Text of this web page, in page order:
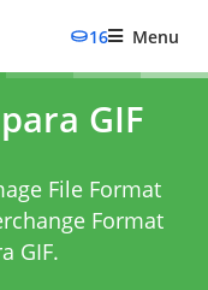
16 Menu
GIF
File Format
Format
GIF.